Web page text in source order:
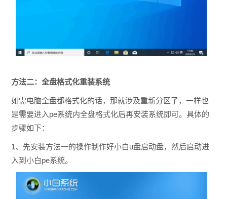
方法二：全盘格式化重装系统
如需电脑全盘都格式化的话，那就涉及重新分区了，一样也
是需要进入pe系统内全盘格式化后再安装系统即可。具体的
步骤如下：
1、先安装方法一的操作制作好小白u盘启动盘，然后启动进
入到小白pe系统。